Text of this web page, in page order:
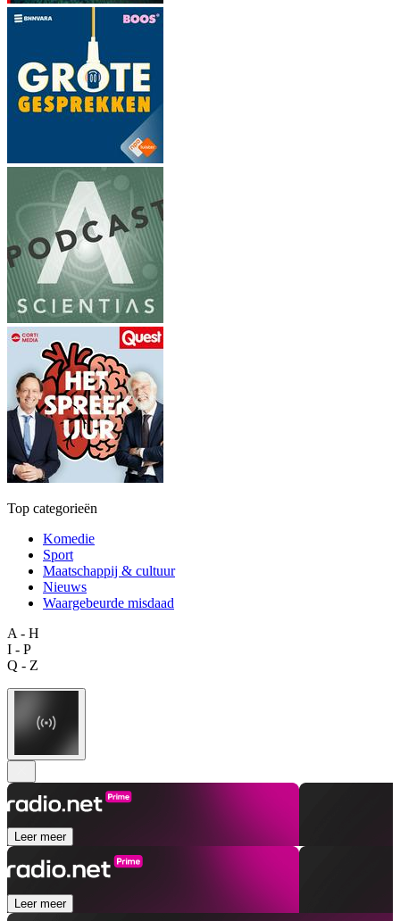
Top categorieën
Komedie
Sport
Maatschappij & cultuur
Nieuws
Waargebeurde misdaad
A - H
I - P
Q - Z
Leer meer
Leer meer